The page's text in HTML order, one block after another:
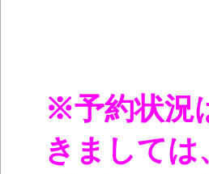
※予約状況
きましては